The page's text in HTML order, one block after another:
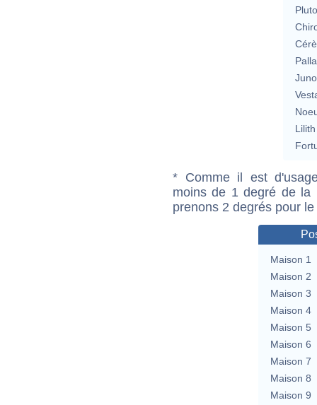
Lilith
* Comme il est
moins de 1 degré de la
prenons 2 degrés pour
Maison 1
Maison 2
Maison 3
Maison 4
Maison 5
Maison 6
Maison 7
Maison 8
Maison 9